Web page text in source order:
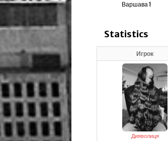
Варшава 1
Statistics
Игрок
Дияволиця